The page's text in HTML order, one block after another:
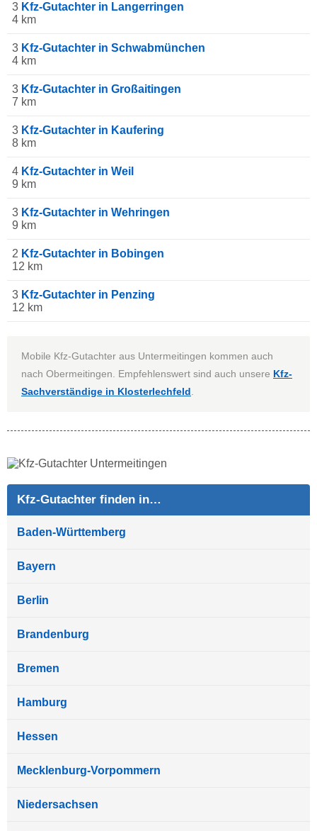
3 Kfz-Gutachter in Langerringen
4 km
3 Kfz-Gutachter in Schwabmünchen
4 km
3 Kfz-Gutachter in Großaitingen
7 km
3 Kfz-Gutachter in Kaufering
8 km
4 Kfz-Gutachter in Weil
9 km
3 Kfz-Gutachter in Wehringen
9 km
2 Kfz-Gutachter in Bobingen
12 km
3 Kfz-Gutachter in Penzing
12 km
Mobile Kfz-Gutachter aus Untermeitingen kommen auch
nach Obermeitingen. Empfehlenswert sind auch unsere Kfz-
Sachverständige in Klosterlechfeld.
Kfz-Gutachter finden in…
Baden-Württemberg
Bayern
Berlin
Brandenburg
Bremen
Hamburg
Hessen
Mecklenburg-Vorpommern
Niedersachsen